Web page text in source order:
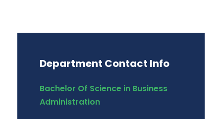
Department Contact Info
Bachelor Of Science in Business
Administration